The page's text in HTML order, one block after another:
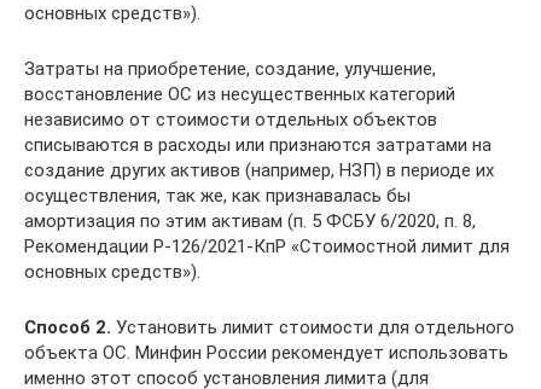
основных средств»).
Затраты на приобретение, создание, улучшение,
восстановление ОС из несущественных категорий
независимо от стоимости отдельных объектов
списываются в расходы или признаются затратами на
создание других активов (например, НЗП) в периоде их
осуществления, так же, как признавалась бы
амортизация по этим активам (п. 5 ФСБУ 6/2020, п. 8,
Рекомендации Р-126/2021-КпР «Стоимостной лимит для
основных средств»).
Способ 2. Установить лимит стоимости для отдельного
объекта ОС. Минфин России рекомендует использовать
именно этот способ установления лимита (для